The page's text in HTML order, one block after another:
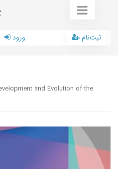
ورود ثبت‌نام
and Evolution of the